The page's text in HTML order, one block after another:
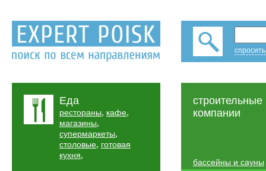
Еда
рестораны, кафе,
магазины,
супермаркеты,
столовые, готовая
кухня,
строительные
компании
бассейны и сауны